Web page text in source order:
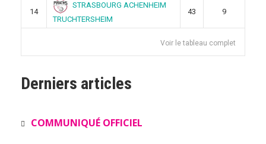
14
STRASBOURG ACHENHEIM
TRUCHTERSHEIM
43 9
Voir le tableau complet
Derniers articles
COMMUNIQUÉ OFFICIEL